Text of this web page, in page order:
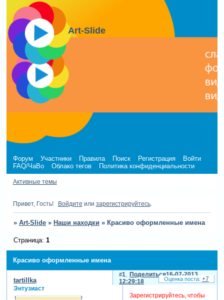
Art-Slide
Форум Участники Правила Поиск Регистрация
Войти
FAQ/ЧаВо
Облако тегов Политика конфиденциальности
Активные темы
Привет, Гость! Войдите или зарегистрируйтесь.
» Art-Slide » Наши находки » Красиво оформленные имена
Красиво оформленные имена
Страница: 1
Поделиться
1
16-07-2013
12:29:18
tartillka
Энтузиаст
Зарегистрируйтесь, чтобы
+7